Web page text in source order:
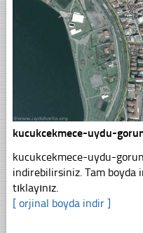
kucukcekmece-uydu-
kucukcekmece-uydu-
indirebilirsiniz. Tam boyda
tıklayınız.
[ orjinal boyda indir ]